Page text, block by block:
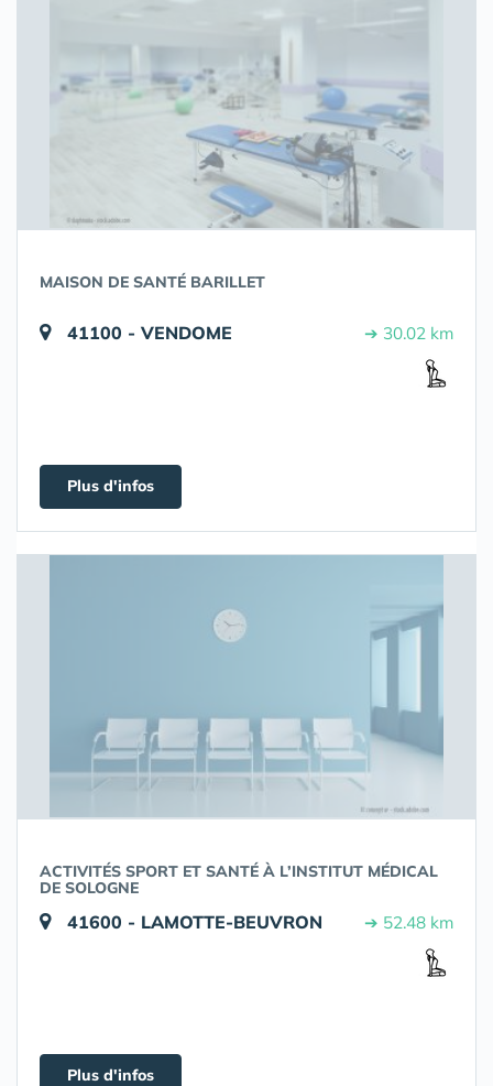
MAISON DE SANTÉ BARILLET
41100 - VENDOME ➔ 30.02 km
Plus d'infos
ACTIVITÉS SPORT ET SANTÉ À L’INSTITUT MÉDICAL
DE SOLOGNE
41600 - LAMOTTE-BEUVRON ➔ 52.48 km
Plus d'infos